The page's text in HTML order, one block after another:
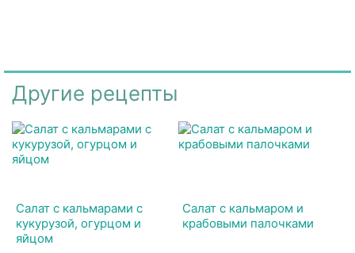
Другие рецепты
Салат с кальмарами с
кукурузой, огурцом и
яйцом
Салат с кальмаром и
крабовыми палочками